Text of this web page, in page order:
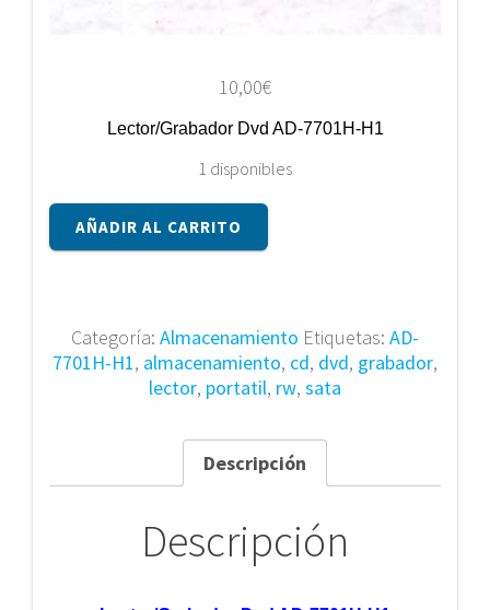
10,00€
Lector/Grabador Dvd AD-7701H-H1
1 disponibles
Lector/Grabador
Dvd
cantidad
AÑADIR AL CARRITO
Categoría: Almacenamiento Etiquetas: AD-
7701H-H1, almacenamiento, cd, dvd, grabador,
lector, portatil, rw, sata
Descripción
Descripción